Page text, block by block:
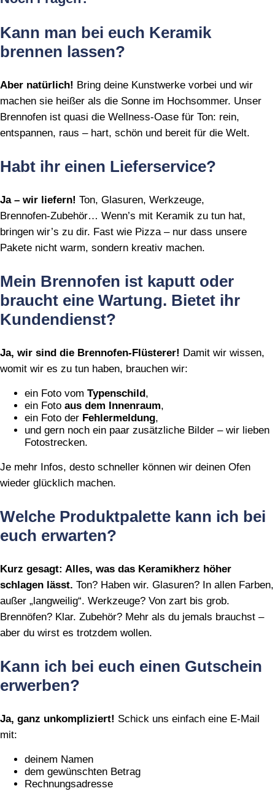
Kann man bei euch Keramik
brennen lassen?
Aber natürlich! Bring deine Kunstwerke vorbei und wir
machen sie heißer als die Sonne im Hochsommer. Unser
Brennofen ist quasi die Wellness‑Oase für Ton: rein,
entspannen, raus – hart, schön und bereit für die Welt.
Habt ihr einen Lieferservice?
Ja – wir liefern! Ton, Glasuren, Werkzeuge,
Brennofen‑Zubehör… Wenn’s mit Keramik zu tun hat,
bringen wir’s zu dir. Fast wie Pizza – nur dass unsere
Pakete nicht warm, sondern kreativ machen.
Mein Brennofen ist kaputt oder
braucht eine Wartung. Bietet ihr
Kundendienst?
Ja, wir sind die Brennofen‑Flüsterer! Damit wir wissen,
womit wir es zu tun haben, brauchen wir:
ein Foto vom Typenschild ,
ein Foto aus dem Innenraum,
ein Foto der Fehlermeldung,
und gern noch ein paar zusätzliche Bilder – wir lieben
Fotostrecken.
Je mehr Infos, desto schneller können wir deinen Ofen
wieder glücklich machen.
Welche Produktpalette kann ich bei
euch erwarten?
Kurz gesagt: Alles, was das Keramikherz höher
schlagen lässt. Ton? Haben wir. Glasuren? In allen Farben,
außer „langweilig“. Werkzeuge? Von zart bis grob.
Brennöfen? Klar. Zubehör? Mehr als du jemals brauchst –
aber du wirst es trotzdem wollen.
Kann ich bei euch einen Gutschein
erwerben?
Ja, ganz unkompliziert! Schick uns einfach eine E‑Mail
mit:
deinem Namen
dem gewünschten Betrag
Rechnungsadresse